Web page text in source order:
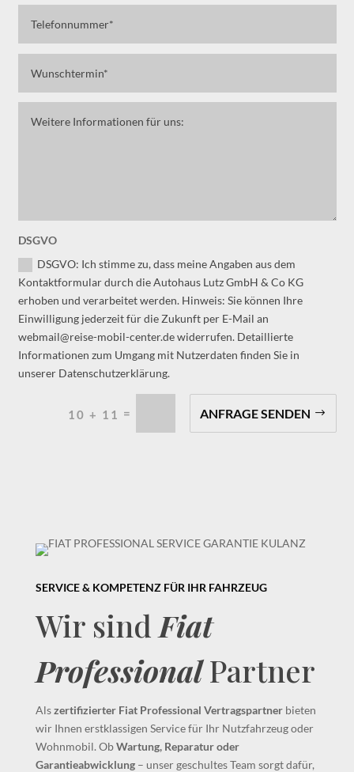
DSGVO
DSGVO: Ich stimme zu, dass meine Angaben aus dem
Kontaktformular durch die Autohaus Lutz GmbH & Co KG
erhoben und verarbeitet werden. Hinweis: Sie können Ihre
Einwilligung jederzeit für die Zukunft per E-Mail an
webmail@reise-mobil-center.de widerrufen. Detaillierte
Informationen zum Umgang mit Nutzerdaten finden Sie in
unserer Datenschutzerklärung.
10 + 11 = ANFRAGE SENDEN
SERVICE & KOMPETENZ FÜR IHR FAHRZEUG
Wir sind Fiat
ProfessionalPartner
Alszertifizierter Fiat Professional Vertragspartnerbieten
wir Ihnen erstklassigen Service für Ihr Nutzfahrzeug oder
Wohnmobil. ObWartung, Reparatur oder
Garantieabwicklung– unser geschultes Team sorgt dafür,